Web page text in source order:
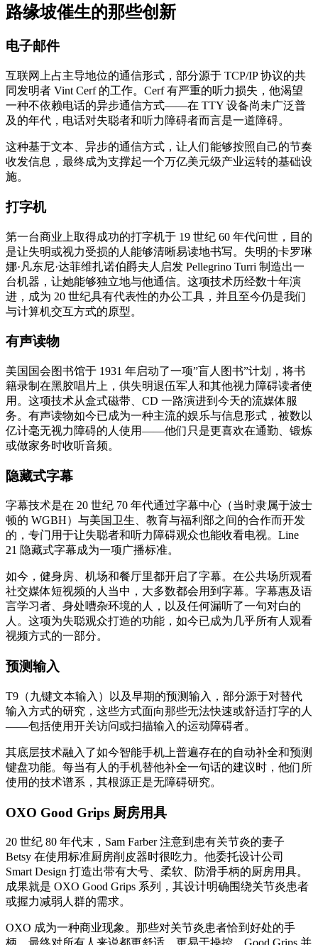
路缘坡催生的那些创新
电子邮件
互联网上占主导地位的通信形式，部分源于 TCP/IP 协议的共
同发明者 Vint Cerf 的工作。Cerf 有严重的听力损失，他渴望
一种不依赖电话的异步通信方式——在 TTY 设备尚未广泛普
及的年代，电话对失聪者和听力障碍者而言是一道障碍。
这种基于文本、异步的通信方式，让人们能够按照自己的节奏
收发信息，最终成为支撑起一个万亿美元级产业运转的基础设
施。
打字机
第一台商业上取得成功的打字机于 19 世纪 60 年代问世，目的
是让失明或视力受损的人能够清晰易读地书写。失明的卡罗琳
娜·凡东尼·达菲维扎诺伯爵夫人启发 Pellegrino Turri 制造出一
台机器，让她能够独立地与他通信。这项技术历经数十年演
进，成为 20 世纪具有代表性的办公工具，并且至今仍是我们
与计算机交互方式的原型。
有声读物
美国国会图书馆于 1931 年启动了一项”盲人图书”计划，将书
籍录制在黑胶唱片上，供失明退伍军人和其他视力障碍读者使
用。这项技术从盒式磁带、CD 一路演进到今天的流媒体服
务。有声读物如今已成为一种主流的娱乐与信息形式，被数以
亿计毫无视力障碍的人使用——他们只是更喜欢在通勤、锻炼
或做家务时收听音频。
隐藏式字幕
字幕技术是在 20 世纪 70 年代通过字幕中心（当时隶属于波士
顿的 WGBH）与美国卫生、教育与福利部之间的合作而开发
的，专门用于让失聪者和听力障碍观众也能收看电视。Line
21 隐藏式字幕成为一项广播标准。
如今，健身房、机场和餐厅里都开启了字幕。在公共场所观看
社交媒体短视频的人当中，大多数都会用到字幕。字幕惠及语
言学习者、身处嘈杂环境的人，以及任何漏听了一句对白的
人。这项为失聪观众打造的功能，如今已成为几乎所有人观看
视频方式的一部分。
预测输入
T9（九键文本输入）以及早期的预测输入，部分源于对替代
输入方式的研究，这些方式面向那些无法快速或舒适打字的人
——包括使用开关访问或扫描输入的运动障碍者。
其底层技术融入了如今智能手机上普遍存在的自动补全和预测
键盘功能。每当有人的手机替他补全一句话的建议时，他们所
使用的技术谱系，其根源正是无障碍研究。
OXO Good Grips 厨房用具
20 世纪 80 年代末，Sam Farber 注意到患有关节炎的妻子
Betsy 在使用标准厨房削皮器时很吃力。他委托设计公司
Smart Design 打造出带有大号、柔软、防滑手柄的厨房用具。
成果就是 OXO Good Grips 系列，其设计明确围绕关节炎患者
或握力减弱人群的需求。
OXO 成为一种商业现象。那些对关节炎患者恰到好处的手